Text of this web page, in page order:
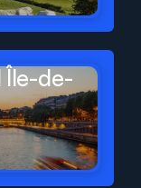
Île-de-